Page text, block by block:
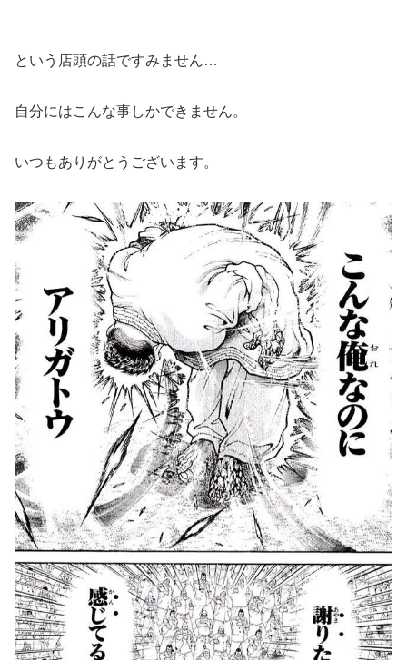
という店頭の話ですみません…
自分にはこんな事しかできません。
いつもありがとうございます。